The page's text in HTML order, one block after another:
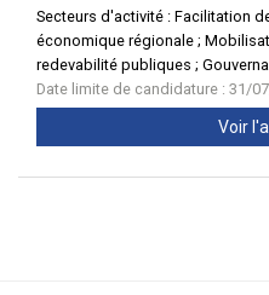
Secteurs d'activité : Facilitation
économique régionale ;
redevabilité publiques ;
Date limite de candidature : 31/
Voir